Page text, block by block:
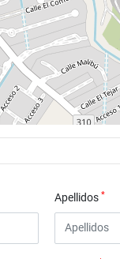
Apellidos *